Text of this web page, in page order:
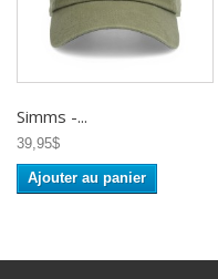
Simms -...
39,95$
Ajouter au panier